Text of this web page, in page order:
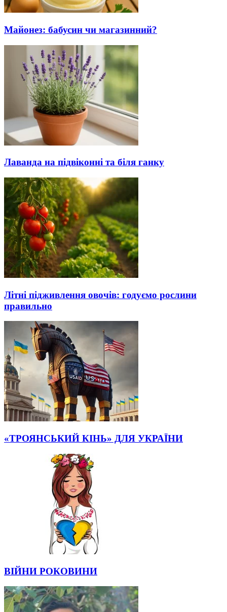
Майонез: бабусин чи магазинний?
Лаванда на підвіконні та біля ганку
Літні підживлення овочів: годуємо рослини
правильно
«ТРОЯНСЬКИЙ КІНЬ» ДЛЯ УКРАЇНИ
ВІЙНИ РОКОВИНИ